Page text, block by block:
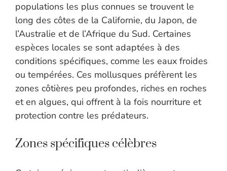
populations les plus connues se trouvent le
long des côtes de la Californie, du Japon, de
l’Australie et de l’Afrique du Sud. Certaines
espèces locales se sont adaptées à des
conditions spécifiques, comme les eaux froides
ou tempérées. Ces mollusques préfèrent les
zones côtières peu profondes, riches en roches
et en algues, qui offrent à la fois nourriture et
protection contre les prédateurs.
Zones spécifiques célèbres